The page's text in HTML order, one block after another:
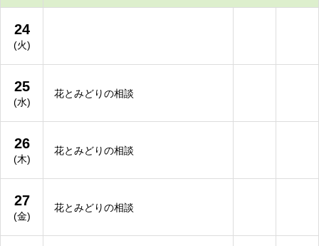
24
(火)
25
(水)
花とみどりの相談
26
(木)
花とみどりの相談
27
(金)
花とみどりの相談